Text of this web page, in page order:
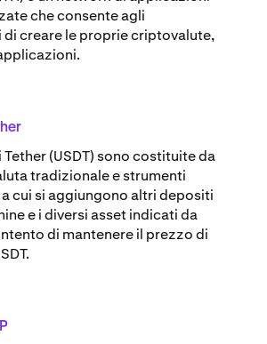
che consente agli
creare le proprie criptovalute,
Tether (USDT) sono costituite da
tradizionale e strumenti
cui si aggiungono altri depositi
e i diversi asset indicati da
di mantenere il prezzo di